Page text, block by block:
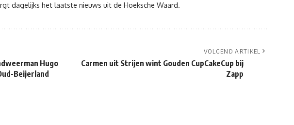
dagelijks het laatste nieuws uit de Hoeksche Waard.
Hugo
Beijerland
VOLGEND ARTIKEL
Carmen uit Strijen wint Gouden CupCakeCup bij
Zapp